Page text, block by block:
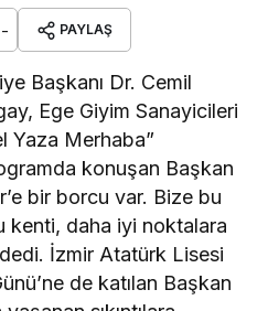
- PAYLAŞ
Başkanı Dr. Cemil
Ege Giyim Sanayicileri
Yaza Merhaba”
konuşan Başkan
bir borcu var. Bize bu
kenti, daha iyi noktalara
İzmir Atatürk Lisesi
de katılan Başkan